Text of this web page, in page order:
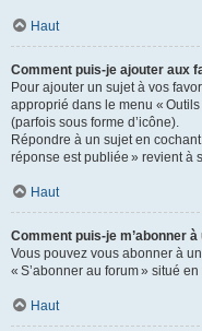
Haut
Comment puis-je ajouter aux
Pour ajouter un sujet à vos
approprié dans le menu «
(parfois sous forme d’icône).
Répondre à un sujet en
réponse est publiée » revient à
Haut
Comment puis-je m’abonner
Vous pouvez vous abonner à
« S’abonner au forum » situé
Haut